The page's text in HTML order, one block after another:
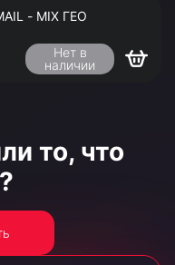
- MIX ГЕО
Нет в
наличии
то, что